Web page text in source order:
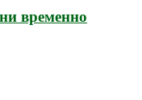
временно